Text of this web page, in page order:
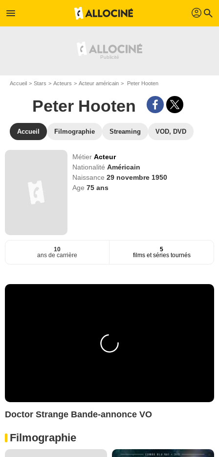
menu profil search
Accueil Stars Acteurs Acteur américain Peter Hooten
Peter Hooten
Accueil Filmographie Streaming VOD, DVD
MétierActeur
NationalitéAméricain
Naissance29 novembre 1950
Age75 ans
10
ans de carrière
5
films et séries tournés
Doctor Strange Bande-annonce VO
Filmographie